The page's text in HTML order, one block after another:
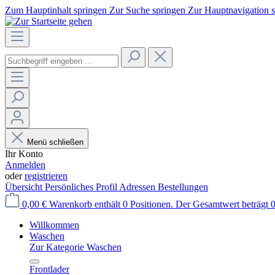
Zum Hauptinhalt springen Zur Suche springen Zur Hauptnavigation
Menü schließen
Ihr Konto
Anmelden
oderregistrieren
Übersicht Persönliches Profil Adressen Bestellungen
0,00 € Warenkorb enthält 0 Positionen. Der Gesamtwert beträgt
Willkommen
Waschen
Zur Kategorie Waschen
Frontlader